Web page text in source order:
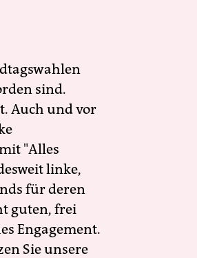
sind.
Auch und vor
"Alles
linke,
für deren
guten, frei
Engagement.
Sie unsere